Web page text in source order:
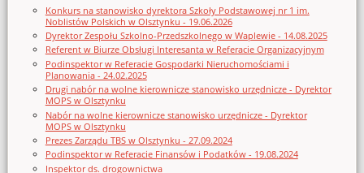
Konkurs na stanowisko dyrektora Szkoły Podstawowej nr 1 im.
Noblistów Polskich w Olsztynku - 19.06.2026
Dyrektor Zespołu Szkolno-Przedszkolnego w Waplewie - 14.08.2025
Referent w Biurze Obsługi Interesanta w Referacie Organizacyjnym
Podinspektor w Referacie Gospodarki Nieruchomościami i
Planowania - 24.02.2025
Drugi nabór na wolne kierownicze stanowisko urzędnicze - Dyrektor
MOPS w Olsztynku
Nabór na wolne kierownicze stanowisko urzędnicze - Dyrektor
MOPS w Olsztynku
Prezes Zarządu TBS w Olsztynku - 27.09.2024
Podinspektor w Referacie Finansów i Podatków - 19.08.2024
Inspektor ds. drogownictwa